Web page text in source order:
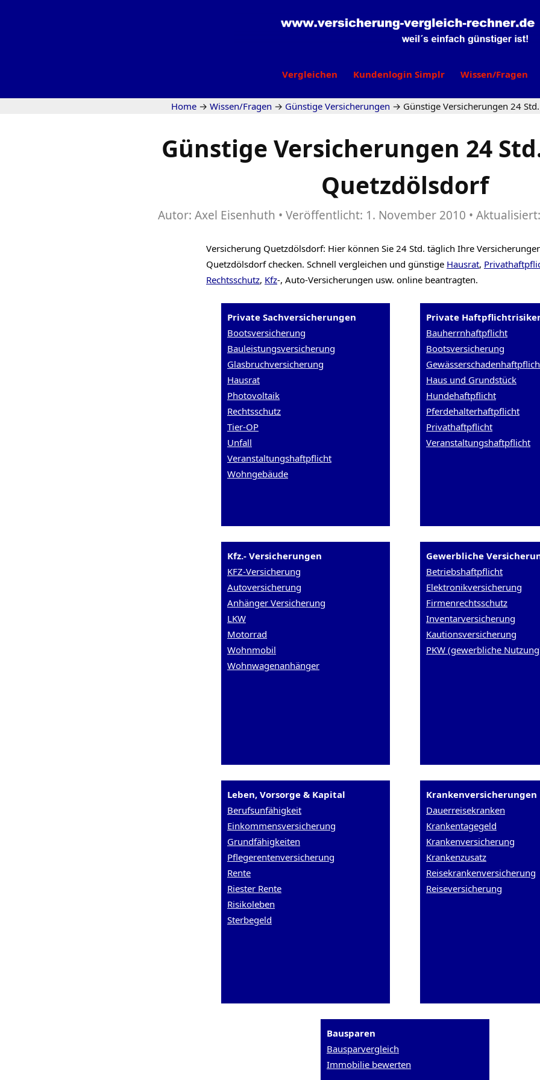
Vergleichen Kundenlogin Simplr Wissen/Fragen
Home → Wissen/Fragen → Günstige Versicherungen → Günstige Versicherungen 24
Günstige Versicherungen 24
Quetzdölsdorf
Autor: Axel Eisenhuth Veröffentlicht: 1. November 2010 Aktualisiert:
Versicherung Quetzdölsdorf: Hier können Sie 24 Std. täglich Ihre
Quetzdölsdorf checken. Schnell vergleichen und günstige Hausrat,
Rechtsschutz, Kfz-, Auto-Versicherungen usw. online beantragten.
Private Sachversicherungen
Bootsversicherung
Bauleistungsversicherung
Glasbruchversicherung
Hausrat
Photovoltaik
Rechtsschutz
Tier-OP
Unfall
Veranstaltungshaftpflicht
Wohngebäude
Private
Bauherrnhaftpflicht
Bootsversicherung
Haus und Grundstück
Hundehaftpflicht
Pferdehalterhaftpflicht
Privathaftpflicht
Veranstaltungshaftpflicht
Kfz.- Versicherungen
KFZ-Versicherung
Autoversicherung
Anhänger Versicherung
LKW
Motorrad
Wohnmobil
Wohnwagenanhänger
Gewerbliche
Betriebshaftpflicht
Elektronikversicherung
Firmenrechtsschutz
Inventarversicherung
Kautionsversicherung
PKW (gewerbliche
Leben, Vorsorge & Kapital
Berufsunfähigkeit
Einkommensversicherung
Grundfähigkeiten
Pflegerentenversicherung
Rente
Riester Rente
Risikoleben
Sterbegeld
Krankenversicherungen
Dauerreisekranken
Krankentagegeld
Krankenversicherung
Krankenzusatz
Reisekrankenversicherung
Reiseversicherung
Bausparen
Bausparvergleich
Immobilie bewerten